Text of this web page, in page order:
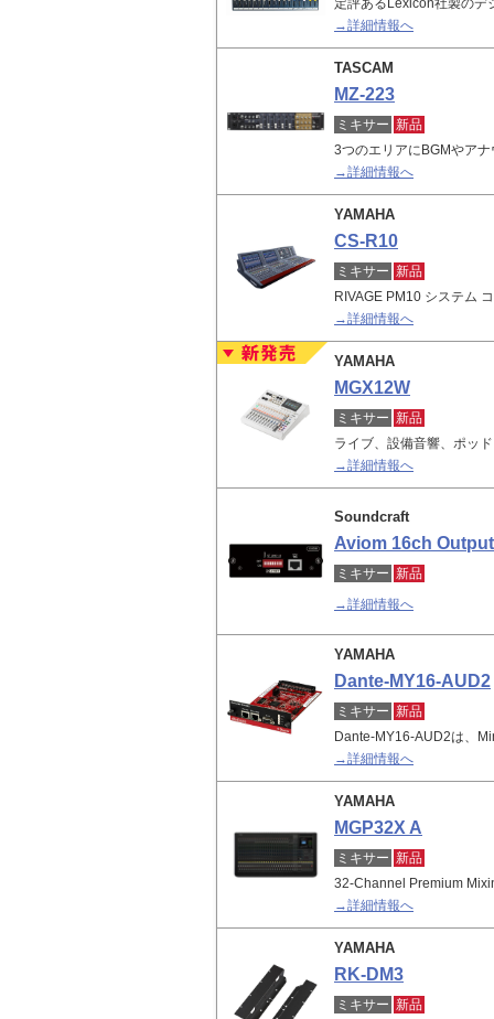
定評あるLexicon社製の
→詳細情報へ
TASCAM
MZ-223
ミキサー 新品
3つのエリアにBGMやア
→詳細情報へ
YAMAHA
CS-R10
ミキサー 新品
RIVAGE PM10 システム
→詳細情報へ
YAMAHA
MGX12W
ミキサー 新品
ライブ、設備音響、ポッ
→詳細情報へ
Soundcraft
Aviom 16ch
ミキサー 新品
→詳細情報へ
YAMAHA
Dante-MY16-AUD2
ミキサー 新品
Dante-MY16-AUD2は、
→詳細情報へ
YAMAHA
MGP32X A
ミキサー 新品
32-Channel Premium
→詳細情報へ
YAMAHA
RK-DM3
ミキサー 新品